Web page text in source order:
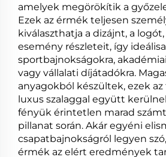
amelyek megörökítik a
Ezek az érmék teljesen
kiválaszthatja a dizájnt, a
esemény részleteit, így
sportbajnokságokra,
vagy vállalati díjátadókra.
anyagokból készültek, ezek
luxus szalaggal együtt
fényük érintetlen marad
pillanat során. Akár egyéni
csapatbajnokságról legyen
érmék az elért eredmények